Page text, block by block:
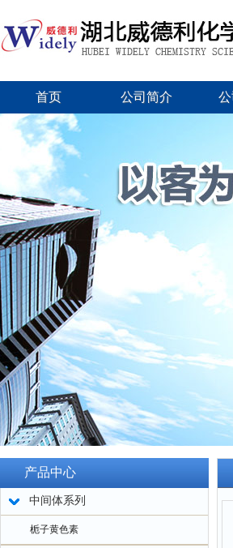
首页 公司简介
产品中心
中间体系列
栀子黄色素